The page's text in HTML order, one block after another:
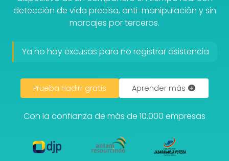
detección de vida precisa, anti-manipulación y sin
marcajes por terceros.
Ya no hay excusas para no registrar asistencia
Prueba Hadirr gratis Aprender más
Con la confianza de más de 10.000 empresas